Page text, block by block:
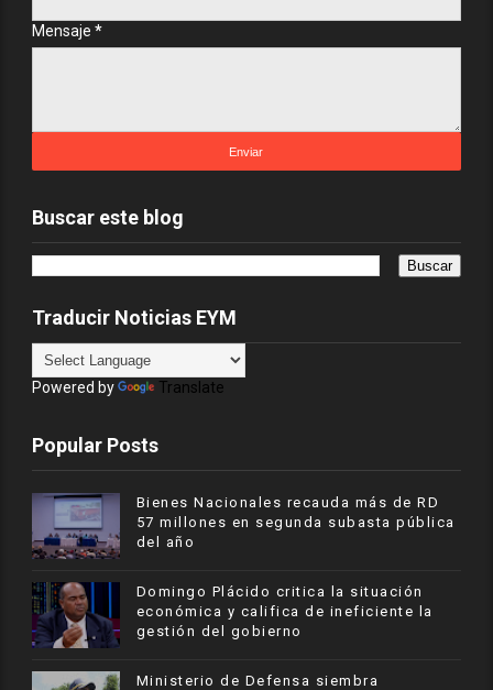
Mensaje *
Buscar este blog
Traducir Noticias EYM
Powered by Translate
Popular Posts
Bienes Nacionales recauda más de RD
57 millones en segunda subasta pública
del año
​Domingo Plácido critica la situación
económica y califica de ineficiente la
gestión del gobierno
Ministerio de Defensa siembra